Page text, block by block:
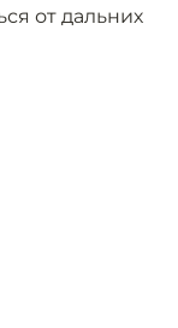
от дальних